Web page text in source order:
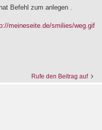
Befehl zum anlegen .
meineseite.de/smilies/weg.gif
Rufe den Beitrag auf